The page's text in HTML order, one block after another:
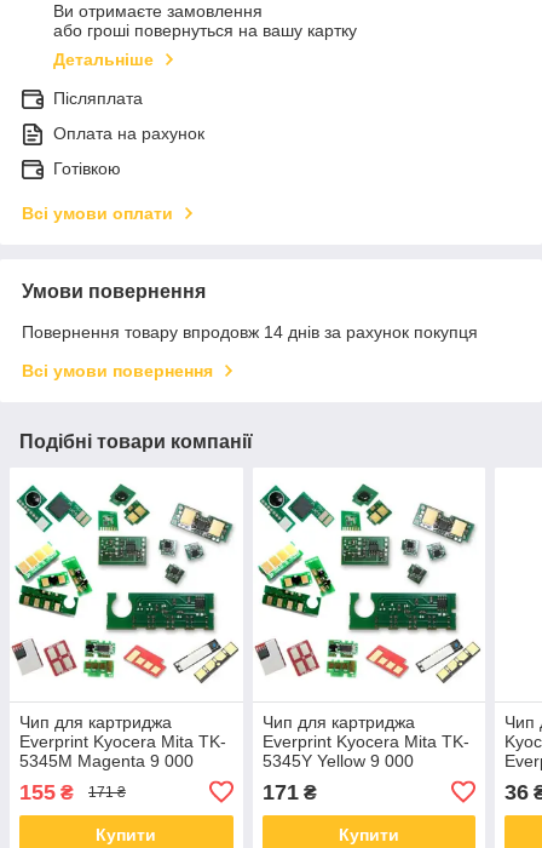
Ви отримаєте замовлення
або гроші повернуться на вашу картку
Детальніше
Післяплата
Оплата на рахунок
Готівкою
Всі умови оплати
Умови повернення
Повернення товару впродовж 14 днів за рахунок покупця
Всі умови повернення
Подібні товари компанії
Чип для картриджа
Everprint Kyocera Mita TK-
5345M Magenta 9 000
сторінок (CHIP-KYO-TK-
5345M)
155 ₴ 171 ₴
Купити
Чип для картриджа
Everprint Kyocera Mita TK-
5345Y Yellow 9 000
сторінок (CHIP-KYO-TK-
5345Y)
171₴
Купити
Чип
36